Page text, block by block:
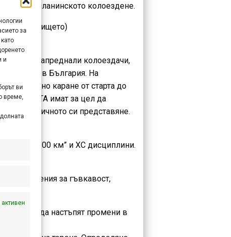
за
и
ви
време,
на планинското колоездене.
под читалището)
средно напреднали колоездачи,
в България. На
каране от стaрта до
имат за цел да
личното си представяне.
Витоша 100 км” и ХС дисциплини.
упражнения за гъвкавост,
да настъпят промени в